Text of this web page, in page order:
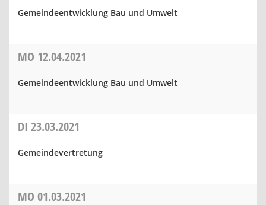
Gemeindeentwicklung Bau und Umwelt
MO 12.04.2021
Gemeindeentwicklung Bau und Umwelt
DI 23.03.2021
Gemeindevertretung
MO 01.03.2021